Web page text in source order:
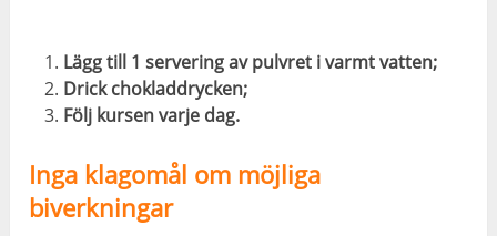
Lägg till 1 servering av pulvret i varmt vatten;
Drick chokladdrycken;
Följ kursen varje dag.
Inga klagomål om möjliga
biverkningar